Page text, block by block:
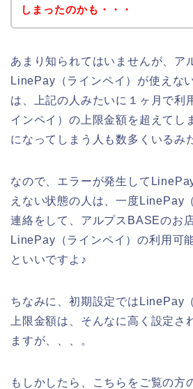
しまったのかも・・・
あまり知られてはいませんが、ア
LinePay（ラインペイ）が使えな
は、上記の人みたいに１ヶ月で利
インペイ）の上限金額を超えてし
になってしまう人も数多くいるみ
なので、エラーが発生して
えない状態の人は、一度LinePay
連絡をして、アルプスBASEのお
LinePay（ラインペイ）の利用可
といいですよ♪
ちなみに、初期設定ではLinePay
上限金額は、そんなに高く設定さ
ますが、、、。
もしかしたら、こちらをご覧の方